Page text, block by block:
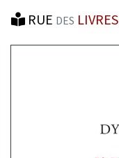
RUE DES LIVRES